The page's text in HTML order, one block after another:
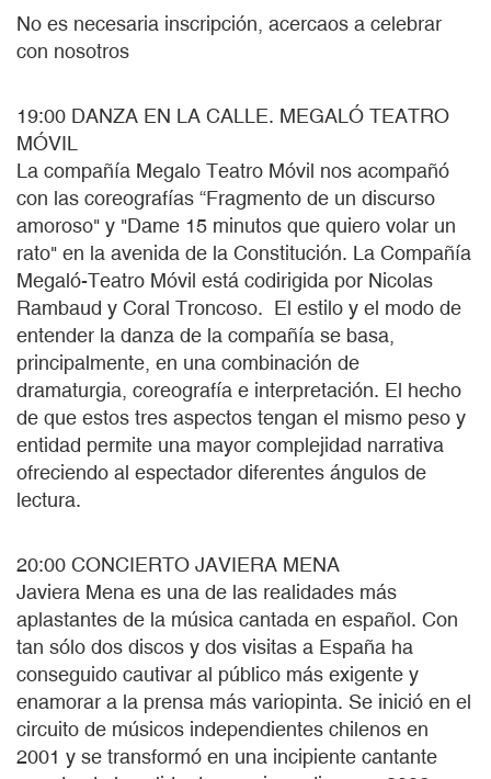
No es necesaria inscripción, acercaos a celebrar
con nosotros
19:00 DANZA EN LA CALLE. MEGALÓ TEATRO
MÓVIL
La compañía Megalo Teatro Móvil nos acompañó
con las coreografías “Fragmento de un discurso
amoroso" y "Dame 15 minutos que quiero volar un
rato" en la avenida de la Constitución. La Compañía
Megaló-Teatro Móvil está codirigida por Nicolas
Rambaud y Coral Troncoso. El estilo y el modo de
entender la danza de la compañía se basa,
principalmente, en una combinación de
dramaturgia, coreografía e interpretación. El hecho
de que estos tres aspectos tengan el mismo peso y
entidad permite una mayor complejidad narrativa
ofreciendo al espectador diferentes ángulos de
lectura.
20:00 CONCIERTO JAVIERA MENA
Javiera Mena es una de las realidades más
aplastantes de la música cantada en español. Con
tan sólo dos discos y dos visitas a España ha
conseguido cautivar al público más exigente y
enamorar a la prensa más variopinta. Se inició en el
circuito de músicos independientes chilenos en
2001 y se transformó en una incipiente cantante